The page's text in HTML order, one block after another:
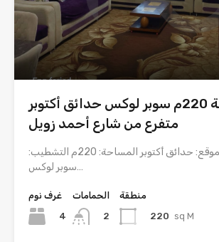
للبيع شقة 220م سوبر لوكس حدائق أكتوبر
متفرع من شارع أحمد زويل
كود: 8009 الموقع: حدائق أكتوبر المساحة: 220م التشطيب:
سوبر لوكس…
غرف نوم
4
الحمامات
2
منطقة
220 sq M